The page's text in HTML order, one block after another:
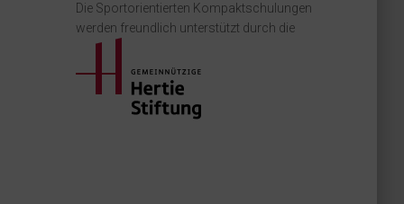
Die Sportorientierten Kompaktschulungen
werden freundlich unterstützt durch die